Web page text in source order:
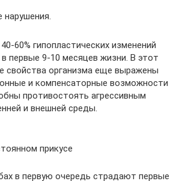
60% гипопластических изменений
первые 9-10 месяцев жизни. В этот
свойства организма еще выражены
и компенсаторные возможности
противостоять агрессивным
и внешней среды.
прикусе
в первую очередь страдают первые